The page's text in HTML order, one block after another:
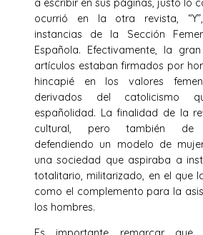
a escribir en sus páginas, justo lo
ocurrió en la otra revista,
instancias de la Sección
Española. Efectivamente, la
artículos estaban firmados por
hincapié en los valores
derivados del catolicismo
españolidad. La finalidad de la
cultural, pero también de
defendiendo un modelo de
una sociedad que aspiraba a
totalitario, militarizado, en el que
como el complemento para la
los hombres.